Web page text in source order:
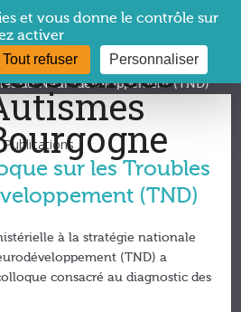
→Publications→ [Replay]
du Neurodéveloppement (TND)
Publications
sur les Troubles
(TND)
à la stratégie nationale
(TND) a
consacré au diagnostic des
et vous donne le contrôle sur
activer
Tout refuser Personnaliser